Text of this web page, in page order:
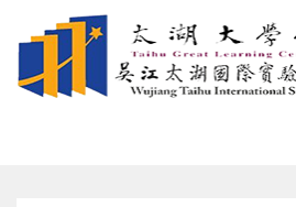
跳转到主要内容